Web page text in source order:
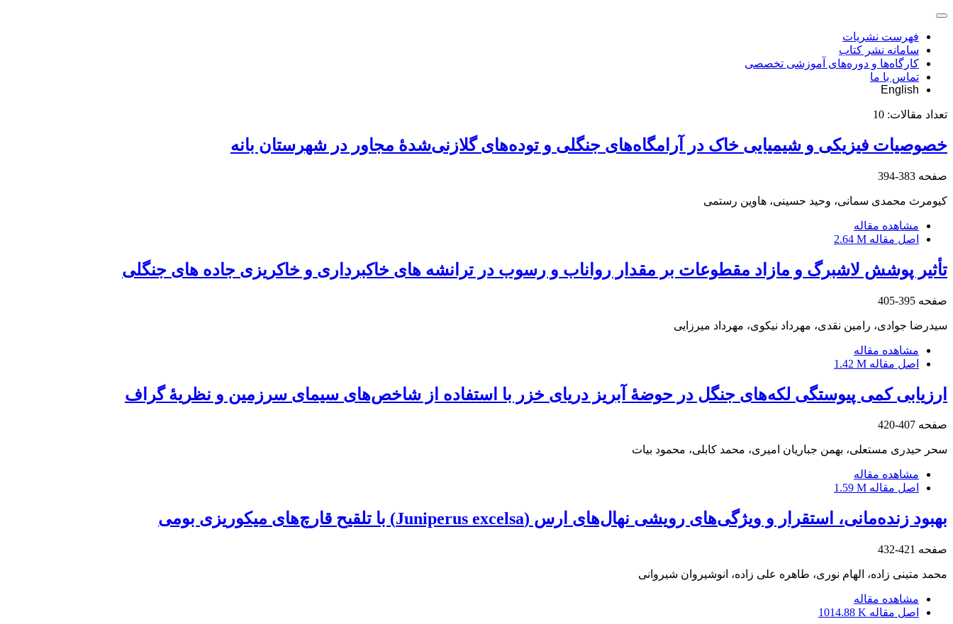
فهرست نشریات
سامانه نشر کتاب
کارگاه‌ها و دوره‌های آموزشی تخصصی
تماس با ما
English
تعداد مقالات: 10
خصوصیات فیزیکی و شیمیایی خاک در آرامگاه‌های جنگلی و توده‌های گلازنی‌شدۀ مجاور در شهرستان بانه
صفحه 383-394
کیومرث محمدی سمانی، وحید حسینی، هاوین رستمی
مشاهده مقاله
اصل مقاله 2.64 M
تأثیر پوشش لاشبرگ و مازاد مقطوعات بر مقدار رواناب و رسوب در ترانشه های خاکبرداری و خاکریزی جاده های جنگلی
صفحه 395-405
سیدرضا جوادی، رامین نقدی، مهرداد نیکوی، مهرداد میرزایی
مشاهده مقاله
اصل مقاله 1.42 M
ارزیابی کمی پیوستگی لکه‌های جنگل در حوضۀ آبریز دریای خزر با استفاده از شاخص‌های سیمای سرزمین و نظریۀ گراف
صفحه 407-420
سحر حیدری مستعلی، بهمن جباریان امیری، محمد کابلی، محمود بیات
مشاهده مقاله
اصل مقاله 1.59 M
بهبود زنده‌مانی، استقرار و ویژگی‌های رویشی نهال‌های ارس (Juniperus excelsa) با تلقیح قارچ‌های میکوریزی بومی
صفحه 421-432
محمد متینی زاده، الهام نوری، طاهره علی زاده، انوشیروان شیروانی
مشاهده مقاله
اصل مقاله 1014.88 K